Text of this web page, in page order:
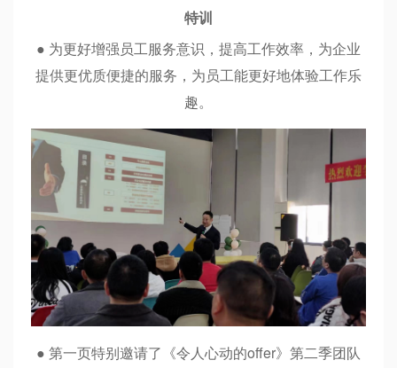
特训
● 为更好增强员工服务意识，提高工作效率，为企业
提供更优质便捷的服务，为员工能更好地体验工作乐
趣。
● 第一页特别邀请了《令人心动的offer》第二季团队